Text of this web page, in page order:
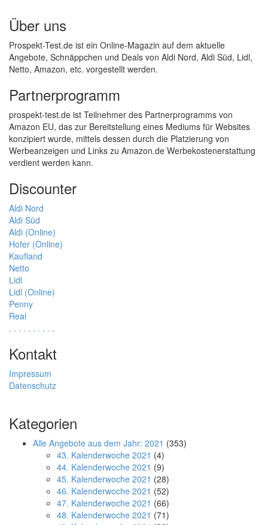
Über uns
Prospekt-Test.de ist ein Online-Magazin auf dem aktuelle
Angebote, Schnäppchen und Deals von Aldi Nord, Aldi Süd, Lidl,
Netto, Amazon, etc. vorgestellt werden.
Partnerprogramm
prospekt-test.de ist Teilnehmer des Partnerprogramms von
Amazon EU, das zur Bereitstellung eines Mediums für Websites
konzipiert wurde, mittels dessen durch die Platzierung von
Werbeanzeigen und Links zu Amazon.de Werbekostenerstattung
verdient werden kann.
Discounter
Aldi Nord
Aldi Süd
Aldi (Online)
Hofer (Online)
Kaufland
Netto
Lidl
Lidl (Online)
Penny
Real
. . . . . . . . . .
Kontakt
Impressum
Datenschutz
Kategorien
Alle Angebote aus dem Jahr: 2021 (353)
43. Kalenderwoche 2021 (4)
44. Kalenderwoche 2021 (9)
45. Kalenderwoche 2021 (28)
46. Kalenderwoche 2021 (52)
47. Kalenderwoche 2021 (66)
48. Kalenderwoche 2021 (71)